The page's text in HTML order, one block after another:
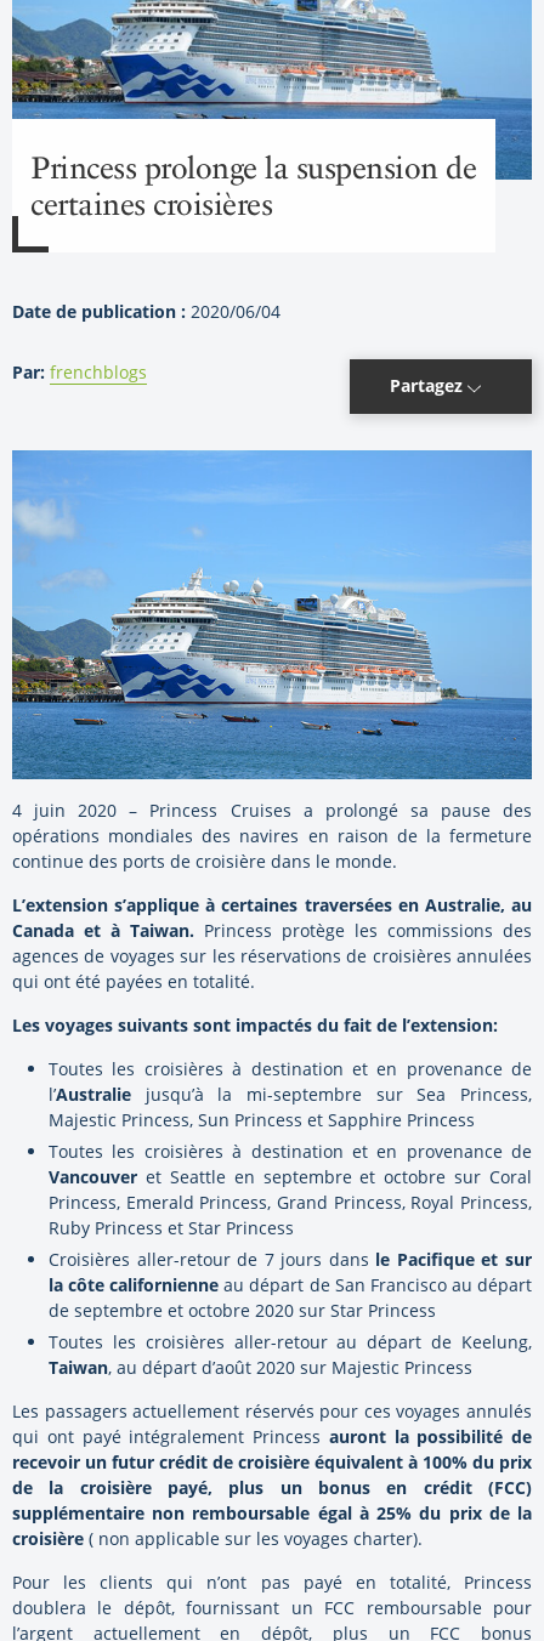
Princess prolonge la suspension de
certaines croisières
Date de publication : 2020/06/04
Par: frenchblogs
Partagez
4 juin 2020 – Princess Cruises a prolongé sa pause des
opérations mondiales des navires en raison de la fermeture
continue des ports de croisière dans le monde.
L’extension s’applique à certaines traversées en Australie, au
Canada et à Taiwan. Princess protège les commissions des
agences de voyages sur les réservations de croisières annulées
qui ont été payées en totalité.
Les voyages suivants sont impactés du fait de l’extension:
Toutes les croisières à destination et en provenance de
l’Australie jusqu’à la mi-septembre sur Sea Princess,
Majestic Princess, Sun Princess et Sapphire Princess
Toutes les croisières à destination et en provenance de
Vancouver et Seattle en septembre et octobre sur Coral
Princess, Emerald Princess, Grand Princess, Royal Princess,
Ruby Princess et Star Princess
Croisières aller-retour de 7 jours dans le Pacifique et sur
la côte californienne au départ de San Francisco au départ
de septembre et octobre 2020 sur Star Princess
Toutes les croisières aller-retour au départ de Keelung,
Taiwan, au départ d’août 2020 sur Majestic Princess
Les passagers actuellement réservés pour ces voyages annulés
qui ont payé intégralement Princess auront la possibilité de
recevoir un futur crédit de croisière équivalent à 100% du prix
de la croisière payé, plus un bonus en crédit (FCC)
supplémentaire non remboursable égal à 25% du prix de la
croisière ( non applicable sur les voyages charter).
Pour les clients qui n’ont pas payé en totalité, Princess
doublera le dépôt, fournissant un FCC remboursable pour
l’argent actuellement en dépôt, plus un FCC bonus